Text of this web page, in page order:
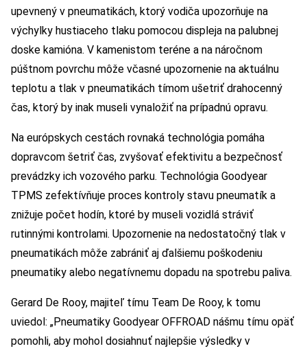
upevnený v pneumatikách, ktorý vodiča upozorňuje na
výchylky hustiaceho tlaku pomocou displeja na palubnej
doske kamióna. V kamenistom teréne a na náročnom
púštnom povrchu môže včasné upozornenie na aktuálnu
teplotu a tlak v pneumatikách tímom ušetriť drahocenný
čas, ktorý by inak museli vynaložiť na prípadnú opravu.
Na európskych cestách rovnaká technológia pomáha
dopravcom šetriť čas, zvyšovať efektivitu a bezpečnosť
prevádzky ich vozového parku. Technológia Goodyear
TPMS zefektívňuje proces kontroly stavu pneumatík a
znižuje počet hodín, ktoré by museli vozidlá stráviť
rutinnými kontrolami. Upozornenie na nedostatočný tlak v
pneumatikách môže zabrániť aj ďalšiemu poškodeniu
pneumatiky alebo negatívnemu dopadu na spotrebu paliva.
Gerard De Rooy, majiteľ tímu Team De Rooy, k tomu
uviedol: „Pneumatiky Goodyear OFFROAD nášmu tímu opäť
pomohli, aby mohol dosiahnuť najlepšie výsledky v